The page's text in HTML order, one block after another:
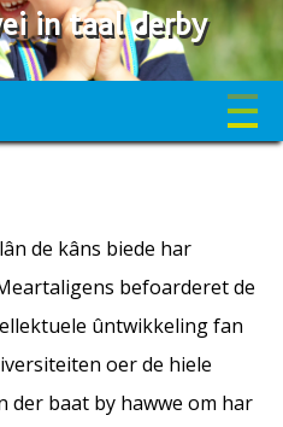
in taal derby
de kâns biede har
befoarderet de
ûntwikkeling fan
oer de hiele
der baat by hawwe om har